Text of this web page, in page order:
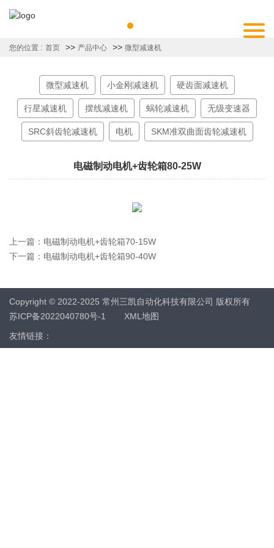
您的位置 : 首页 >> 产品中心 >> 微型减速机
微型减速机 小金刚减速机 硬齿面减速机
行星减速机 摆线减速机 蜗轮减速机 无级变速器
SRC斜齿轮减速机 电机 SKM准双曲面齿轮减速机
电磁制动电机+齿轮箱80-25W
上一篇： 电磁制动电机+齿轮箱70-15W
下一篇： 电磁制动电机+齿轮箱90-40W
Copyright © 2022-2025 常州三凯自动化科技有限公司 版权所有
苏ICP备2022040780号-1
XML地图
友情链接：